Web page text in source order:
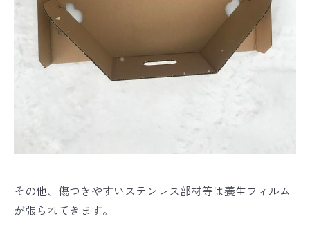
その他、傷つきやすいステンレス部材等は養生フィルム
が張られてきます。